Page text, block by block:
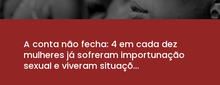
A conta não fecha: 4 em cada dez
mulheres já sofreram importunação
sexual e viveram situaçõ...